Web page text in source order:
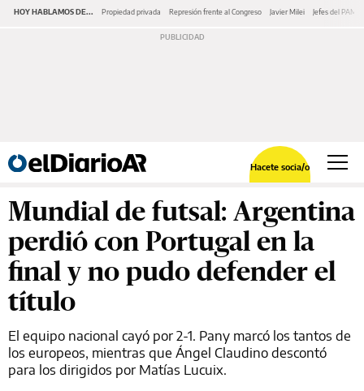
HOY HABLAMOS DE... Propiedad privada Represión frente al Congreso Javier Milei Jefes del PAMI
Hacete socia/o
Mundial de futsal: Argentina
perdió con Portugal en la
final y no pudo defender el
título
El equipo nacional cayó por 2-1. Pany marcó los tantos de
los europeos, mientras que Ángel Claudino descontó
para los dirigidos por Matías Lucuix.